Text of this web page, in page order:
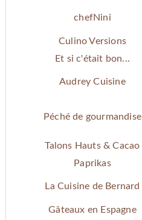
chefNini
Culino Versions
Et si c'était bon...
Audrey Cuisine
Péché de gourmandise
Talons Hauts & Cacao
Paprikas
La Cuisine de Bernard
Gâteaux en Espagne